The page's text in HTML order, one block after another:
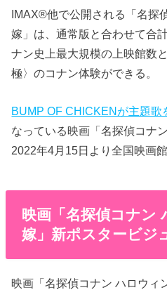
IMAX®他で公開される「名探
嫁」は、通常版と合わせて合
ナン史上最大規模の上映館数
極〉のコナン体験ができる。
BUMP OF CHICKENが主題歌
なっている映画「名探偵コナ
2022年4月15日より全国映画
映画「名探偵コナン
嫁」新ポスタービジ
映画「名探偵コナン ハロウィ